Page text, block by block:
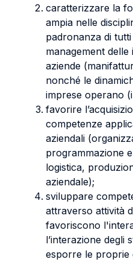
caratterizzare la
ampia nelle
padronanza di
management
aziende
nonché le
imprese operano
favorire
competenze
aziendali
programmazione
logistica,
aziendale);
sviluppare
attraverso attività
favoriscono
l’interazione degli
esporre le proprie